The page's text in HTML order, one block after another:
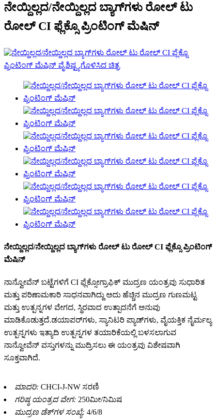
ನೇಯ್ದಿಲ್ಲದ/ನೇಯ್ದಿಲ್ಲದ ಬ್ಯಾಗ್‌ಗಳು ರೋಲ್ ಟು
ರೋಲ್ CI ಫ್ಲೆಕ್ಸೊ ಪ್ರಿಂಟಿಂಗ್ ಮೆಷಿನ್
ನೇಯ್ದಿಲ್ಲದ/ನೇಯ್ದಿಲ್ಲದ ಬ್ಯಾಗ್‌ಗಳು ರೋಲ್ ಟು ರೋಲ್ CI ಫ್ಲೆಕ್ಸೊ ಪ್ರಿಂಟಿಂಗ್
ಮೆಷಿನ್
ನಾನ್ವೋವೆನ್ ಬಟ್ಟೆಗಳಿಗೆ CI ಫ್ಲೆಕ್ಸೋಗ್ರಾಫಿಕ್ ಮುದ್ರಣ ಯಂತ್ರವು ಸುಧಾರಿತ
ಮತ್ತು ಪರಿಣಾಮಕಾರಿ ಸಾಧನವಾಗಿದ್ದು ಅದು ಹೆಚ್ಚಿನ ಮುದ್ರಣ ಗುಣಮಟ್ಟ
ಮತ್ತು ಉತ್ಪನ್ನಗಳ ವೇಗದ, ಸ್ಥಿರವಾದ ಉತ್ಪಾದನೆಗೆ ಅನುವು
ಮಾಡಿಕೊಡುತ್ತದೆ.ಡಯಾಪರ್‌ಗಳು, ಸ್ಯಾನಿಟರಿ ಪ್ಯಾಡ್‌ಗಳು, ವೈಯಕ್ತಿಕ ನೈರ್ಮಲ್ಯ
ಉತ್ಪನ್ನಗಳು ಇತ್ಯಾದಿ ಉತ್ಪನ್ನಗಳ ತಯಾರಿಕೆಯಲ್ಲಿ ಬಳಸಲಾಗುವ
ನಾನ್ವೋವೆನ್ ವಸ್ತುಗಳನ್ನು ಮುದ್ರಿಸಲು ಈ ಯಂತ್ರವು ವಿಶೇಷವಾಗಿ
ಸೂಕ್ತವಾಗಿದೆ.
ಮಾದರಿ: CHCI-J-NW ಸರಣಿ
ಗರಿಷ್ಠ ಯಂತ್ರದ ವೇಗ: 250ಮೀ/ನಿಮಿಷ
ಮುದ್ರಣ ಡೆಕ್‌ಗಳ ಸಂಖ್ಯೆ: 4/6/8